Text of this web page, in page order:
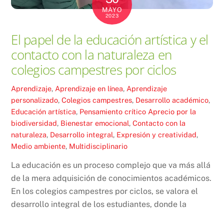
MAYO
2023
El papel de la educación artística y el
contacto con la naturaleza en
colegios campestres por ciclos
Aprendizaje, Aprendizaje en línea, Aprendizaje
personalizado,Colegios campestres, Desarrollo académico,
Educación artística, Pensamiento crítico Aprecio por la
biodiversidad, Bienestar emocional,Contacto con la
naturaleza, Desarrollo integral, Expresión y creatividad,
Medio ambiente, Multidisciplinario
La educación es un proceso complejo que va más allá
de la mera adquisición de conocimientos académicos.
En los colegios campestres por ciclos, se valora el
desarrollo integral de los estudiantes, donde la